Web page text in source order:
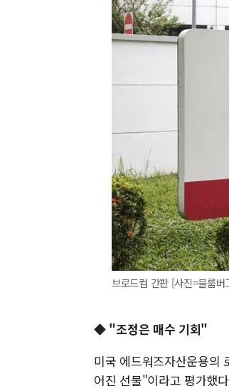
브로드컴 간판 [사진=블룸버
◆"조정은 매수 기회"
미국 에드워즈자산운용의
어진 선물"이라고 평가했